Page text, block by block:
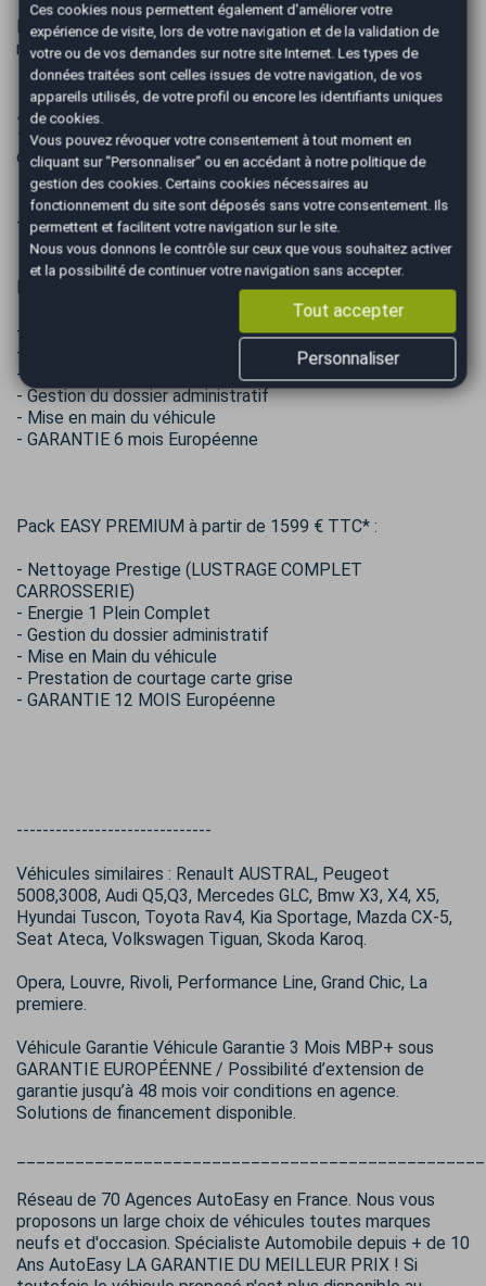
Frais de mise à la route 799 € : Frais de préparation, Mise à
niveau de tous les Fluides , Carburant de mise en route 1/4.
⚠️ Aucune réservation ne sera acceptée sans acompte ✍
⚜️ Des erreurs pouvant se glisser dans nos annonces merci
de nous contacter pour plus de renseignements
---------- PRESTATIONS OPTIONNELLES ----------
Pack Easy Confort à 1199 €
- Nettoyage Extérieur manuel
- Pressing intérieur
- Energie 1/2 plein
- Gestion du dossier administratif
- Mise en main du véhicule
- GARANTIE 6 mois Européenne
Pack EASY PREMIUM à partir de 1599 € TTC* :
- Nettoyage Prestige (LUSTRAGE COMPLET
CARROSSERIE)
- Energie 1 Plein Complet
- Gestion du dossier administratif
- Mise en Main du véhicule
- Prestation de courtage carte grise
- GARANTIE 12 MOIS Européenne
------------------------------
Véhicules similaires : Renault AUSTRAL, Peugeot
5008,3008, Audi Q5,Q3, Mercedes GLC, Bmw X3, X4, X5,
Hyundai Tuscon, Toyota Rav4, Kia Sportage, Mazda CX-5,
Seat Ateca, Volkswagen Tiguan, Skoda Karoq.
Opera, Louvre, Rivoli, Performance Line, Grand Chic, La
premiere.
Véhicule Garantie Véhicule Garantie 3 Mois MBP+ sous
GARANTIE EUROPÉENNE / Possibilité d’extension de
garantie jusqu’à 48 mois voir conditions en agence.
Solutions de financement disponible.
Réseau de 70 Agences AutoEasy en France. Nous vous
proposons un large choix de véhicules toutes marques
neufs et d'occasion. Spécialiste Automobile depuis + de 10
Ans AutoEasy LA GARANTIE DU MEILLEUR PRIX ! Si
Ces cookies nous permettent également d'améliorer votre
expérience de visite, lors de votre navigation et de la validation de
votre ou de vos demandes sur notre site Internet. Les types de
données traitées sont celles issues de votre navigation, de vos
appareils utilisés, de votre profil ou encore les identifiants uniques
de cookies.
Vous pouvez révoquer votre consentement à tout moment en
cliquant sur "Personnaliser" ou en accédant à notre politique de
gestion des cookies. Certains cookies nécessaires au
fonctionnement du site sont déposés sans votre consentement. Ils
permettent et facilitent votre navigation sur le site.
Nous vous donnons le contrôle sur ceux que vous souhaitez activer
et la possibilité de continuer votre navigation sans accepter.
Tout accepter
Personnaliser